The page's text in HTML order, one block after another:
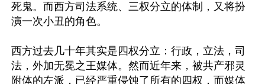
死鬼。而西方司法系统、三权分立的体制，又将扮
演一次小丑的角色。
西方过去几十年其实是四权分立：行政，立法，司
法，外加无冕之王媒体。然而近年来，被共产邪灵
附体的左派，已经严重侵蚀了所有的四权，而媒体